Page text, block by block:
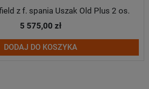
z f. spania Uszak Old Plus 2 os.
5 575,00 zł
DODAJ DO KOSZYKA